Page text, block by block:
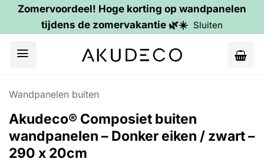
Zomervoordeel! Hoge korting op wandpanelen
tijdens de zomervakantie 🌿☀️ Sluiten
naar
Wandpanelen buiten
Akudeco® Composiet buiten
wandpanelen – Donker eiken / zwart –
290 x 20cm